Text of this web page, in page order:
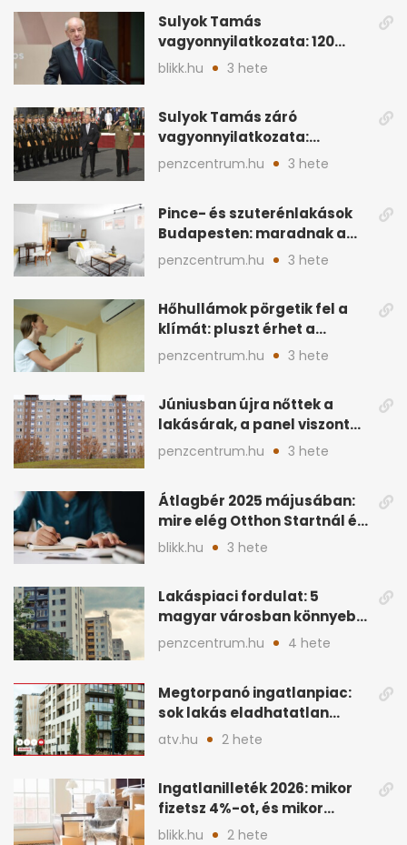
Sulyok Tamás
vagyonnyilatkozata: 120
milliós megtakarítás, 5
blikk.hu 3 hete
Sulyok Tamás záró
vagyonnyilatkozata:
ingatlanok és
megtakarítások
penzcentrum.hu 3 hete
Pince- és szuterénlakások
Budapesten: maradnak a
szigorú szabályok
penzcentrum.hu 3 hete
Hőhullámok pörgetik fel a
klímát: pluszt érhet a
lakásban a hűtés
penzcentrum.hu 3 hete
Júniusban újra nőttek a
lakásárak, a panel viszont
lemaradt
penzcentrum.hu 3 hete
Átlagbér 2025 májusában:
mire elég Otthon Startnál és
hitelnél?
blikk.hu 3 hete
Lakáspiaci fordulat: 5
magyar városban könnyebb
lett lakást venni
penzcentrum.hu 4 hete
Megtorpanó ingatlanpiac:
sok lakás eladhatatlan
maradhat árcsökkentés
atv.hu 2 hete
Ingatlanilleték 2026: mikor
fizetsz 4%-ot, és mikor
úszható meg legálisan?
blikk.hu 2 hete